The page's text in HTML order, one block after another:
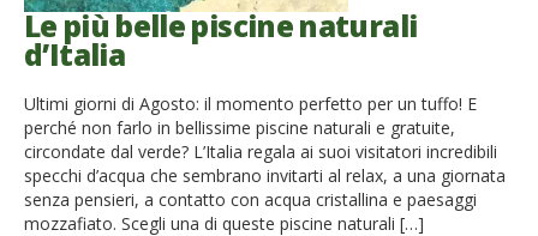
Le più belle piscine naturali
d’Italia
Ultimi giorni di Agosto: il momento perfetto per un tuffo! E
perché non farlo in bellissime piscine naturali e gratuite,
circondate dal verde? L’Italia regala ai suoi visitatori incredibili
specchi d’acqua che sembrano invitarti al relax, a una giornata
senza pensieri, a contatto con acqua cristallina e paesaggi
mozzafiato. Scegli una di queste piscine naturali […]